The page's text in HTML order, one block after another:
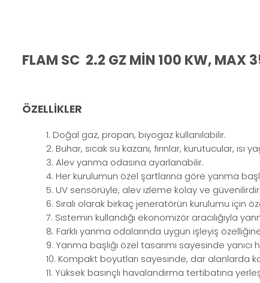
FLAM SC 2.2 GZ MİN 100 KW, MAX
ÖZELLİKLER
1. Doğal gaz, propan, biyogaz kullanılabilir.
2. Buhar, sıcak su kazanı, fırınlar, kurutucular,
3. Alev yanma odasına ayarlanabilir.
4. Her kurulumun özel şartlarına göre yanma
5. UV sensörüyle, alev izleme kolay ve güvenilirdir
6. Sıralı olarak birkaç jeneratörün kurulumu için
7. Sistemin kullandığı ekonomizör aracılığıyla
8. Farklı yanma odalarında uygun işleyiş
9. Yanma başlığı özel tasarımı sayesinde
10. Kompakt boyutları sayesinde, dar alanlarda
11. Yüksek basınçlı havalandırma tertibatına